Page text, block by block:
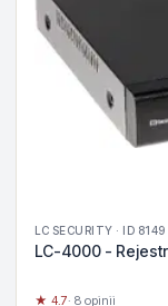
LC SECURITY · ID 8149
LC-4000 -
★ 4.7· 8 opinii